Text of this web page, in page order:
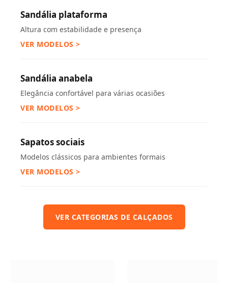
Sandália plataforma
Altura com estabilidade e presença
VER MODELOS >
Sandália anabela
Elegância confortável para várias ocasiões
VER MODELOS >
Sapatos sociais
Modelos clássicos para ambientes formais
VER MODELOS >
VER CATEGORIAS DE CALÇADOS